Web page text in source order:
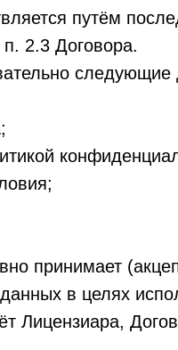
путём
2.3 Договора.
следующие
принимает
в целях